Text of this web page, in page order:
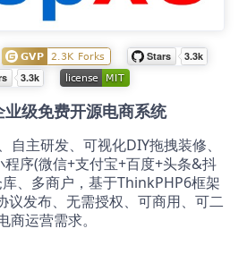
级免费开源电商系统
自主研发、可视化DIY拖拽装修、
序(微信+支付宝+百度+头条&抖
、多商户 ，基于ThinkPHP6框架
议发布、无需授权、可商用、可二
商运营需求。